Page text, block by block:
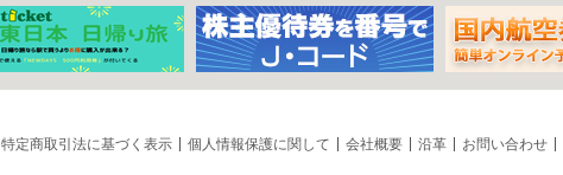
特定商取引法に基づく表示 個人情報保護に関して 会社概要 沿革 お問い合わせ